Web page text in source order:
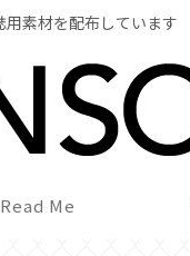
用素材を配布しています
Read Me